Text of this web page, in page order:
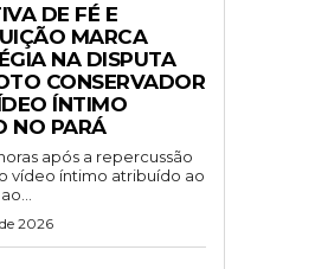
DE FÉ E
MARCA
NA DISPUTA
CONSERVADOR
ÍNTIMO
NO PARÁ
após a repercussão
vídeo íntimo atribuído ao
2026